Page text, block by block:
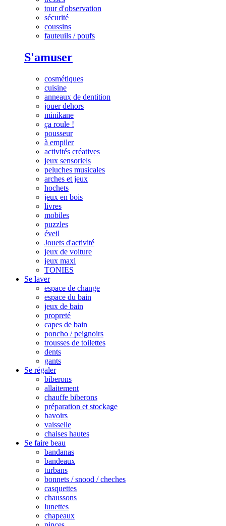
tour d'observation
sécurité
coussins
fauteuils / poufs
S'amuser
cosmétiques
cuisine
anneaux de dentition
jouer dehors
minikane
ça roule !
pousseur
à empiler
activités créatives
jeux sensoriels
peluches musicales
arches et jeux
hochets
jeux en bois
livres
mobiles
puzzles
éveil
Jouets d'activité
jeux de voiture
jeux maxi
TONIES
Se laver
espace de change
espace du bain
jeux de bain
propreté
capes de bain
poncho / peignoirs
trousses de toilettes
dents
gants
Se régaler
biberons
allaitement
chauffe biberons
préparation et stockage
bavoirs
vaisselle
chaises hautes
Se faire beau
bandanas
bandeaux
turbans
bonnets / snood / cheches
casquettes
chaussons
lunettes
chapeaux